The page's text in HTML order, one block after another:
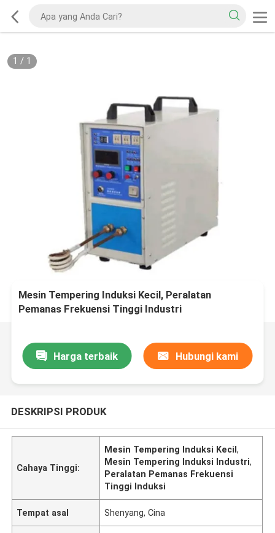
1 / 1
Mesin Tempering Induksi Kecil, Peralatan
Pemanas Frekuensi Tinggi Industri
Harga terbaik Hubungi kami
DESKRIPSI PRODUK
Cahaya Tinggi:
Mesin Tempering Induksi Kecil,
Mesin Tempering Induksi Industri,
Peralatan Pemanas Frekuensi
Tinggi Induksi
Tempat asal Shenyang, Cina